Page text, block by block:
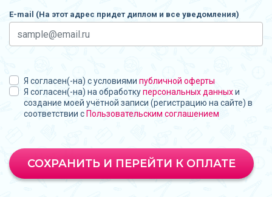
E-mail (На этот адрес придет диплом и все уведомления)
Я согласен(-на) с условиями публичной оферты
Я согласен(-на) на обработкуперсональных данныхи
создание моей учётной записи (регистрацию на сайте) в
соответствии с Пользовательским соглашением
СОХРАНИТЬ И ПЕРЕЙТИ К ОПЛАТЕ